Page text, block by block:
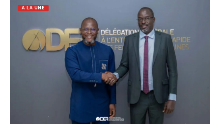
A LA UNE